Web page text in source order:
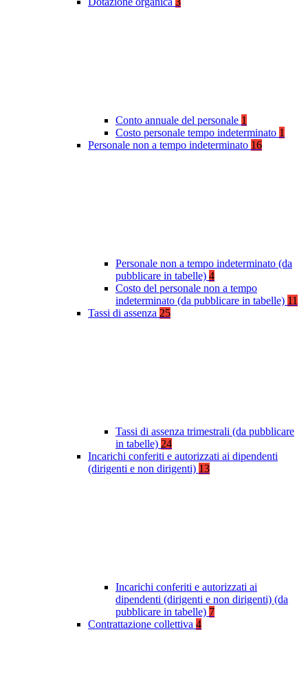
Conto annuale del personale 1
Costo personale tempo indeterminato 1
Personale non a tempo indeterminato 16
Personale non a tempo indeterminato (da
pubblicare in tabelle) 4
Costo del personale non a tempo
indeterminato (da pubblicare in tabelle) 11
Tassi di assenza 25
Tassi di assenza trimestrali (da pubblicare
in tabelle) 24
Incarichi conferiti e autorizzati ai dipendenti
(dirigenti e non dirigenti) 13
Incarichi conferiti e autorizzati ai
dipendenti (dirigenti e non dirigenti) (da
pubblicare in tabelle) 7
Contrattazione collettiva 4